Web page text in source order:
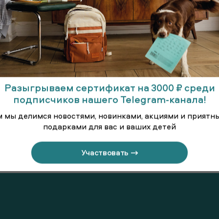
Джемпер
Разыгрываем сертификат на 3000 ₽ среди
подписчиков нашего Telegram-канала!
мы делимся новостями, новинками, акциями и
подарками для вас и ваших детей
Участвовать →